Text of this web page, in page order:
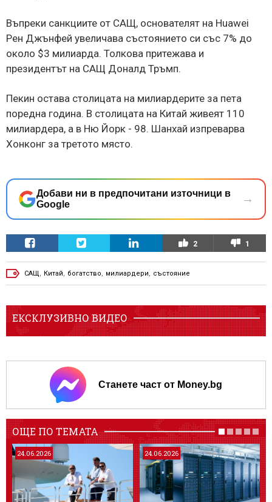
Въпреки санкциите от САЩ, основателят на Huawei
Рен Джънфей увеличава състоянието си със 7% до
около $3 милиарда. Толкова притежава и
президентът на САЩ Доналд Тръмп.
Пекин остава столицата на милиардерите за пета
поредна година. В столицата на Китай живеят 110
милиардера, а в Ню Йорк - 98. Шанхай изпреварва
Хонконг за третото място.
Добави ни в предпочитани източници в
Google
→
2 1
САЩ Китай богатство милиардери състояние
ЕКСКЛУЗИВНО ВИДЕО
Станете част от Money.bg
ОЩЕ ПО ТЕМАТА
24.06.2026 24.06.2026